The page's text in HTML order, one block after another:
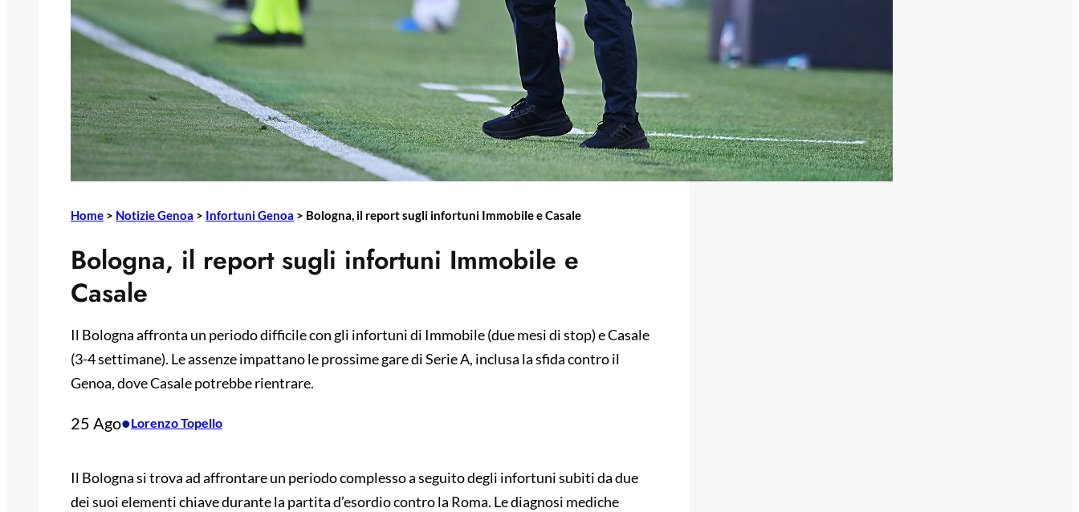
Home > Notizie Genoa > Infortuni Genoa > Bologna, il report sugli infortuni Immobile e Casale
Bologna, il report sugli infortuni Immobile e
Casale
Il Bologna affronta un periodo difficile con gli infortuni di Immobile (due mesi di stop) e Casale
(3-4 settimane). Le assenze impattano le prossime gare di Serie A, inclusa la sfida contro il
Genoa, dove Casale potrebbe rientrare.
25 Ago•Lorenzo Topello
Il Bologna si trova ad affrontare un periodo complesso a seguito degli infortuni subiti da due
dei suoi elementi chiave durante la partita d’esordio contro la Roma. Le diagnosi mediche